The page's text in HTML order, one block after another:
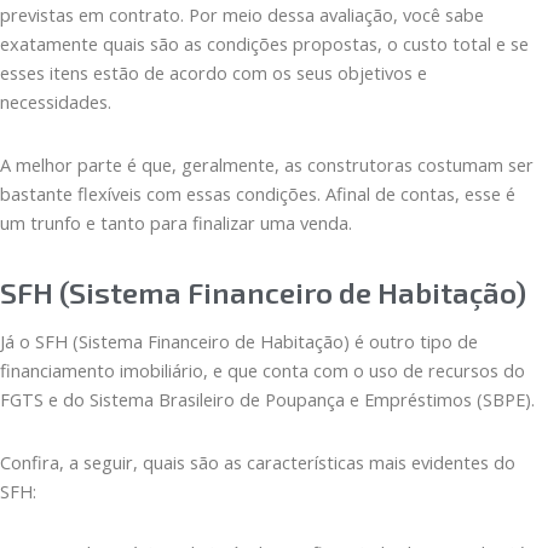
previstas em contrato. Por meio dessa avaliação, você sabe
exatamente quais são as condições propostas, o custo total e se
esses itens estão de acordo com os seus objetivos e
necessidades.
A melhor parte é que, geralmente, as construtoras costumam ser
bastante flexíveis com essas condições. Afinal de contas, esse é
um trunfo e tanto para finalizar uma venda.
SFH (Sistema Financeiro de Habitação)
Já o SFH (Sistema Financeiro de Habitação) é outro tipo de
financiamento imobiliário, e que conta com o uso de recursos do
FGTS e do Sistema Brasileiro de Poupança e Empréstimos (SBPE).
Confira, a seguir, quais são as características mais evidentes do
SFH: